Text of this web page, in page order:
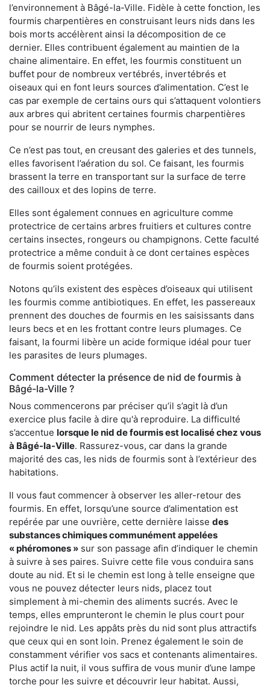
l’environnement à Bâgé-la-Ville. Fidèle à cette fonction, les
fourmis charpentières en construisant leurs nids dans les
bois morts accélèrent ainsi la décomposition de ce
dernier. Elles contribuent également au maintien de la
chaine alimentaire. En effet, les fourmis constituent un
buffet pour de nombreux vertébrés, invertébrés et
oiseaux qui en font leurs sources d’alimentation. C’est le
cas par exemple de certains ours qui s’attaquent volontiers
aux arbres qui abritent certaines fourmis charpentières
pour se nourrir de leurs nymphes.
Ce n’est pas tout, en creusant des galeries et des tunnels,
elles favorisent l’aération du sol. Ce faisant, les fourmis
brassent la terre en transportant sur la surface de terre
des cailloux et des lopins de terre.
Elles sont également connues en agriculture comme
protectrice de certains arbres fruitiers et cultures contre
certains insectes, rongeurs ou champignons. Cette faculté
protectrice a même conduit à ce dont certaines espèces
de fourmis soient protégées.
Notons qu’ils existent des espèces d’oiseaux qui utilisent
les fourmis comme antibiotiques. En effet, les passereaux
prennent des douches de fourmis en les saisissants dans
leurs becs et en les frottant contre leurs plumages. Ce
faisant, la fourmi libère un acide formique idéal pour tuer
les parasites de leurs plumages.
Comment détecter la présence de nid de fourmis à
Bâgé-la-Ville ?
Nous commencerons par préciser qu’il s’agit là d’un
exercice plus facile à dire qu'à reproduire. La difficulté
s’accentue lorsque le nid de fourmis est localisé chez vous
à Bâgé-la-Ville. Rassurez-vous, car dans la grande
majorité des cas, les nids de fourmis sont à l’extérieur des
habitations.
Il vous faut commencer à observer les aller-retour des
fourmis. En effet, lorsqu’une source d’alimentation est
repérée par une ouvrière, cette dernière laisse des
substances chimiques communément appelées
« phéromones » sur son passage afin d’indiquer le chemin
à suivre à ses paires. Suivre cette file vous conduira sans
doute au nid. Et si le chemin est long à telle enseigne que
vous ne pouvez détecter leurs nids, placez tout
simplement à mi-chemin des aliments sucrés. Avec le
temps, elles emprunteront le chemin le plus court pour
rejoindre le nid. Les appâts près du nid sont plus attractifs
que ceux qui en sont loin. Prenez également le soin de
constamment vérifier vos sacs et contenants alimentaires.
Plus actif la nuit, il vous suffira de vous munir d’une lampe
torche pour les suivre et découvrir leur habitat. Aussi,